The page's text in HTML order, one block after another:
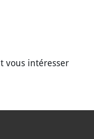
vous intéresser